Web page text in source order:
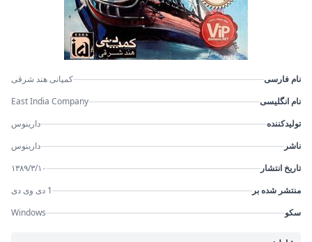
نام فارسی
کمپانی هند شرقی
نام انگلیسی
East India Company
تولیدکننده
دارینوس
ناشر
دارینوس
تاریخ انتشار
۱۳۸۹/۳/۱۰
منتشر شده بر
1 دی وی دی
سکو
Windows